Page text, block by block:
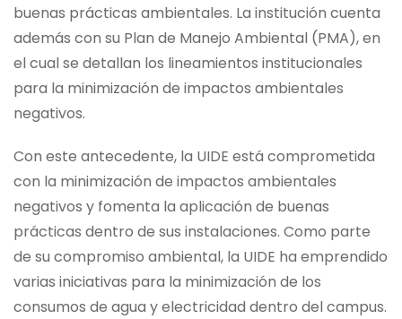
buenas prácticas ambientales. La institución cuenta
además con su Plan de Manejo Ambiental (PMA), en
el cual se detallan los lineamientos institucionales
para la minimización de impactos ambientales
negativos.
Con este antecedente, la UIDE está comprometida
con la minimización de impactos ambientales
negativos y fomenta la aplicación de buenas
prácticas dentro de sus instalaciones. Como parte
de su compromiso ambiental, la UIDE ha emprendido
varias iniciativas para la minimización de los
consumos de agua y electricidad dentro del campus.